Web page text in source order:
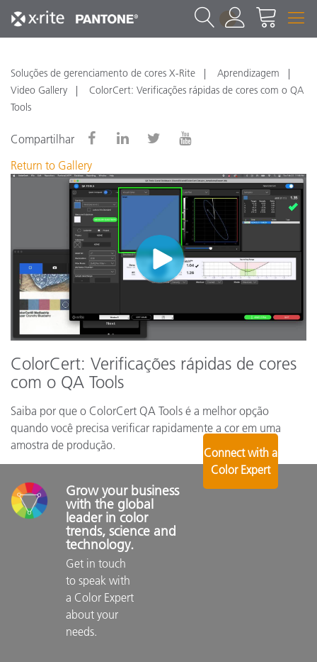
1
Soluções de gerenciamento de cores X-Rite
Aprendizagem
Video Gallery
ColorCert: Verificações rápidas de cores com o QA
Tools
Compartilhar
Return to Gallery
ColorCert: Verificações rápidas de cores
com o QA Tools
Saiba por que o ColorCert QA Tools é a melhor opção
quando você precisa verificar rapidamente a cor em uma
amostra de produção.
Grow your business
with the global
leader in color
trends, science and
technology.
Get in touch
to speak with
a Color Expert
about your
needs.
Connect with a
Color Expert